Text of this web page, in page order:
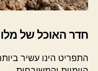
חדר האוכל של
התפריט הינו עשיר